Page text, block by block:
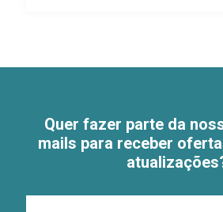
Quer fazer parte da
mails para receber